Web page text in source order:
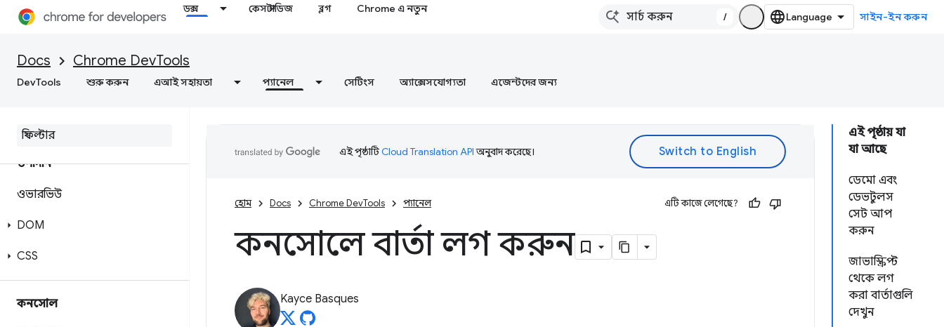
ডক্স কেস স্টাডিজ ব্লগ Chrome এ নতুন
/ সাইন-ইন করুন
Docs Chrome DevTools
DevTools শুরু করুন এআই সহায়তা প্যানেল সেটিংস অ্যাক্সেসযোগ্যতা এজেন্টদের জন্য
উপাদান
ওভারভিউ
DOM
CSS
কনসোল
এই পৃষ্ঠায় যা
যা আছে
ডেমো এবং
ডেভটুলস
সেট আপ
করুন
জাভাস্ক্রিপ্ট
থেকে লগ
করা বার্তাগুলি
দেখুন
এই পৃষ্ঠাটিCloud Translation APIঅনুবাদ করেছে।
হোম Docs Chrome DevTools প্যানেল এটি কাজে লেগেছে?
কনসোলে বার্তা লগ করুন
Kayce Basques